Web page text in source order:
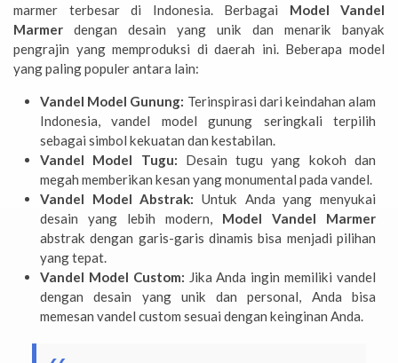
marmer terbesar di Indonesia. Berbagai Model Vandel
Marmer dengan desain yang unik dan menarik banyak
pengrajin yang memproduksi di daerah ini. Beberapa model
yang paling populer antara lain:
Vandel Model Gunung: Terinspirasi dari keindahan alam
Indonesia, vandel model gunung seringkali terpilih
sebagai simbol kekuatan dan kestabilan.
Vandel Model Tugu: Desain tugu yang kokoh dan
megah memberikan kesan yang monumental pada vandel.
Vandel Model Abstrak: Untuk Anda yang menyukai
desain yang lebih modern, Model Vandel Marmer
abstrak dengan garis-garis dinamis bisa menjadi pilihan
yang tepat.
Vandel Model Custom: Jika Anda ingin memiliki vandel
dengan desain yang unik dan personal, Anda bisa
memesan vandel custom sesuai dengan keinginan Anda.